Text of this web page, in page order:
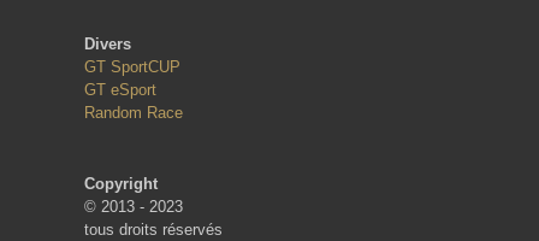
Divers
GT SportCUP
GT eSport
Random Race
Copyright
© 2013 - 2023
tous droits réservés